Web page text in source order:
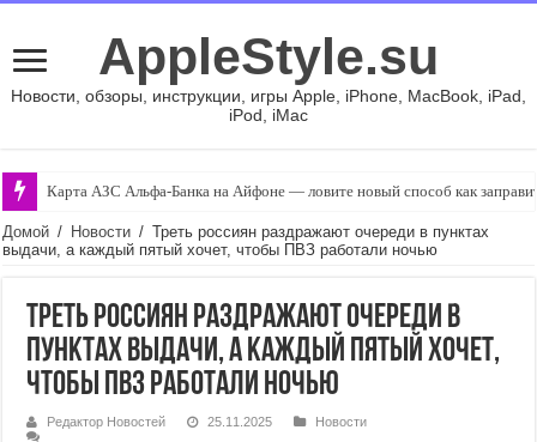
AppleStyle.su
Новости, обзоры, инструкции, игры Apple, iPhone, MacBook, iPad,
iPod, iMac
Карта АЗС Альфа-Банка на Айфоне — ловите новый способ как
Домой / Новости / Треть россиян раздражают очереди в пунктах
выдачи, а каждый пятый хочет, чтобы ПВЗ работали ночью
Треть россиян раздражают очереди в
пунктах выдачи, а каждый пятый хочет,
чтобы ПВЗ работали ночью
Редактор Новостей 25.11.2025
Новости